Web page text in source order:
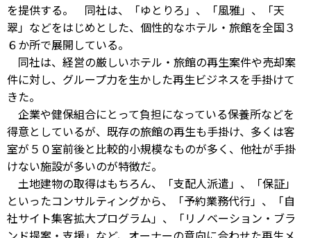
を提供する。 同社は、「ゆとりろ」、「風雅」、「天
翠」などをはじめとした、個性的なホテル・旅館を全国３
６か所で展開している。
同社は、経営の厳しいホテル・旅館の再生案件や売却案
件に対し、グループ力を生かした再生ビジネスを手掛けて
きた。
企業や健保組合にとって負担になっている保養所などを
得意としているが、既存の旅館の再生も手掛け、多くは客
室が５０室前後と比較的小規模なものが多く、他社が手掛
けない施設が多いのが特徴だ。
土地建物の取得はもちろん、「支配人派遣」、「保証」
といったコンサルティングから、「予約業務代行」、「自
社サイト集客拡大プログラム」、「リノベーション・ブラ